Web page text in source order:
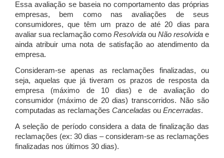
Essa avaliação se baseia no comportamento das próprias
empresas, bem como nas avaliações de seus
consumidores, que têm um prazo de até 20 dias para
avaliar sua reclamação como Resolvida ou Não resolvida e
ainda atribuir uma nota de satisfação ao atendimento da
empresa.
Consideram-se apenas as reclamações finalizadas, ou
seja, aquelas que já tiveram os prazos de resposta da
empresa (máximo de 10 dias) e de avaliação do
consumidor (máximo de 20 dias) transcorridos. Não são
computadas as reclamações Canceladas ou Encerradas.
A seleção de período considera a data de finalização das
reclamações (ex: 30 dias – consideram-se as reclamações
finalizadas nos últimos 30 dias).